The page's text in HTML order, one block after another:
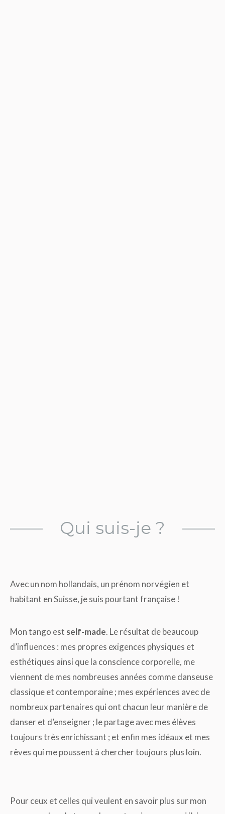
Qui suis-je ?
Avec un nom hollandais, un prénom norvégien et
habitant en Suisse, je suis pourtant française !
Mon tango est self-made. Le résultat de beaucoup
d’influences : mes propres exigences physiques et
esthétiques ainsi que la conscience corporelle, me
viennent de mes nombreuses années comme danseuse
classique et contemporaine ; mes expériences avec de
nombreux partenaires qui ont chacun leur manière de
danser et d’enseigner ; le partage avec mes élèves
toujours très enrichissant ; et enfin mes idéaux et mes
rêves qui me poussent à chercher toujours plus loin.
Pour ceux et celles qui veulent en savoir plus sur mon